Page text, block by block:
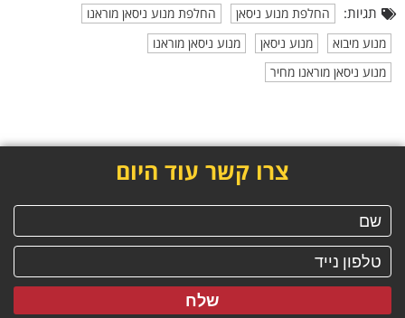
תגיות: החלפת מנוע ניסאן
החלפת מנוע ניסאן מוראנו
מנוע מיבוא
מנוע ניסאן
מנוע ניסאן מוראנו
מנוע ניסאן מוראנו מחיר
צרו קשר עוד היום
שלח